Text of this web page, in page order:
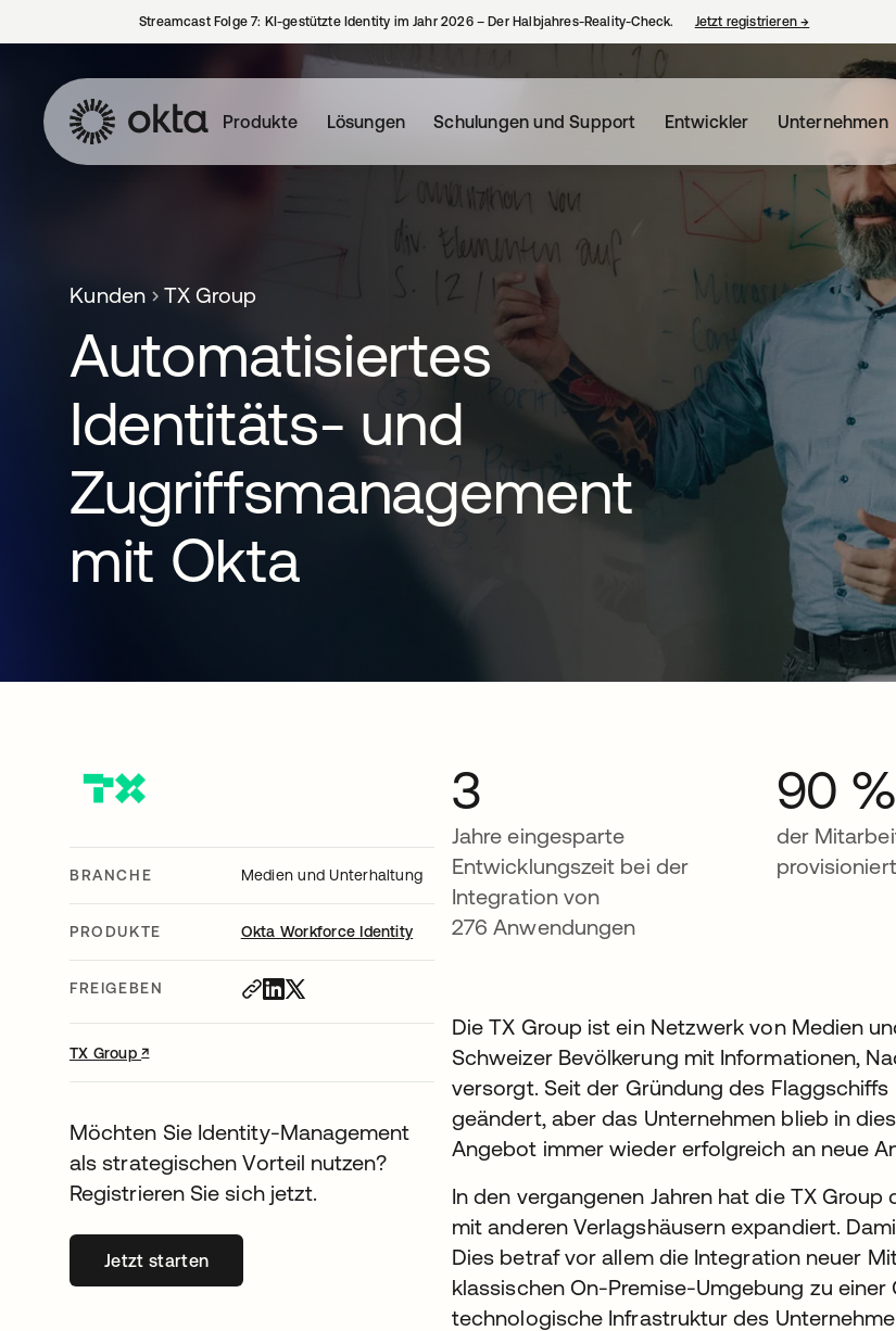
Streamcast Folge 7: KI-gestützte Identity im Jahr 2026 – Der Halbjahres-Reality-Check. Jetzt registrieren→
Produkte Lösungen Schulungen und Support Entwickler Unternehmen
Kunden TX Group
Automatisiertes
Identitäts- und
Zugriffsmanagement
mit Okta
BRANCHE Medien und Unterhaltung
PRODUKTE Okta Workforce Identity
FREIGEBEN
TX Group↗ wird in einer neuen Registerkarte geöffnet
Möchten Sie Identity-Management
als strategischen Vorteil nutzen?
Registrieren Sie sich jetzt.
Jetzt startenwird in einer neuen Registerkarte geöffnet
3
Jahre eingesparte
Entwicklungszeit bei der
Integration von
276 Anwendungen
90 %
der
provisioniert
Die TX Group ist ein Netzwerk von Medien
Schweizer Bevölkerung mit Informationen,
versorgt. Seit der Gründung des Flaggschiffs
geändert, aber das Unternehmen blieb in
Angebot immer wieder erfolgreich an neue
In den vergangenen Jahren hat die TX
mit anderen Verlagshäusern expandiert.
Dies betraf vor allem die Integration neuer
klassischen On-Premise-Umgebung zu
technologische Infrastruktur des